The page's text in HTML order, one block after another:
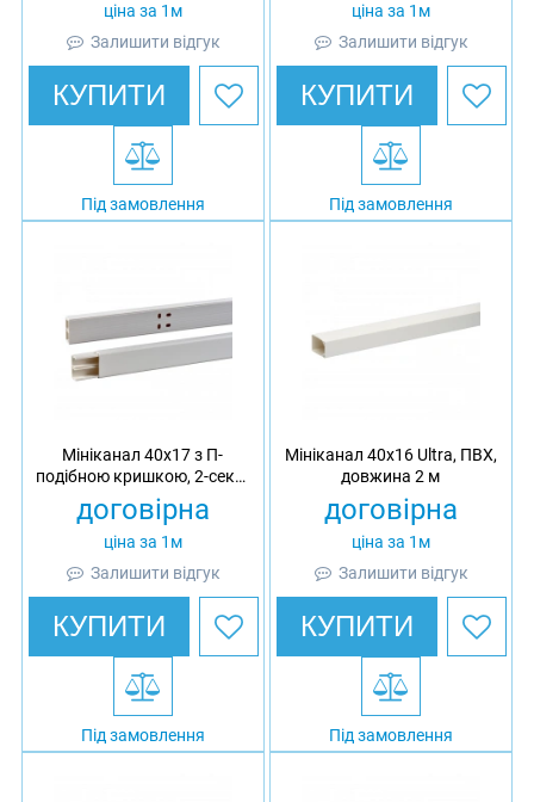
ціна за 1м
Залишити відгук
КУПИТИ
Під замовлення
ціна за 1м
Залишити відгук
КУПИТИ
Під замовлення
Мініканал 40x17 з П-
подібною кришкою, 2-секц.
Ultra, ПВХ, довжина 2 м
договірна
ціна за 1м
Залишити відгук
КУПИТИ
Під замовлення
Мініканал 40х16 Ultra, ПВХ,
довжина 2 м
договірна
ціна за 1м
Залишити відгук
КУПИТИ
Під замовлення